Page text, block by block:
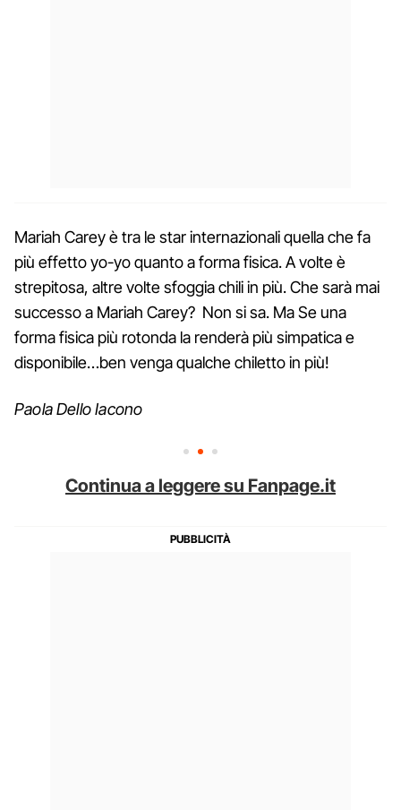
Mariah Carey è tra le star internazionali quella che fa
più effetto yo-yo quanto a forma fisica. A volte è
strepitosa, altre volte sfoggiachili in più. Che sarà mai
successo a Mariah Carey? Non si sa. Ma Se una
forma fisica più rotonda la renderà più simpatica e
disponibile…ben venga qualche chiletto in più!
Paola Dello Iacono
Continua a leggere su Fanpage.it